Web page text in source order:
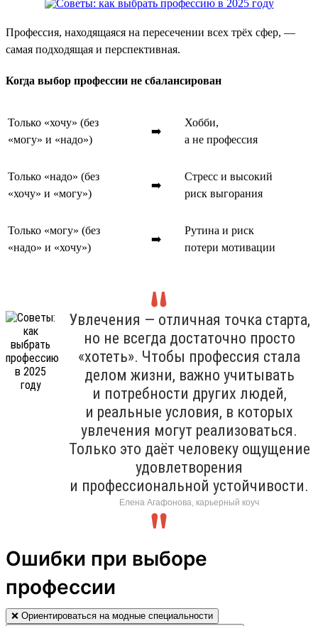
Профессия, находящаяся на пересечении всех трёх сфер, —
самая подходящая и перспективная.
Когда выбор профессии не сбалансирован
Только «хочу» (без
«могу» и «надо»)
➡️
Хобби,
а не профессия
Только «надо» (без
«хочу» и «могу»)
➡️
Стресс и высокий
риск выгорания
Только «могу» (без
«надо» и «хочу»)
➡️
Рутина и риск
потери мотивации
Увлечения — отличная точка старта,
но не всегда достаточно просто
«хотеть». Чтобы профессия стала
делом жизни, важно учитывать
и потребности других людей,
и реальные условия, в которых
увлечения могут реализоваться.
Только это даёт человеку ощущение
удовлетворения
и профессиональной устойчивости.
Елена Агафонова, карьерный коуч
Ошибки при выборе
профессии
❌ Ориентироваться на модные специальности